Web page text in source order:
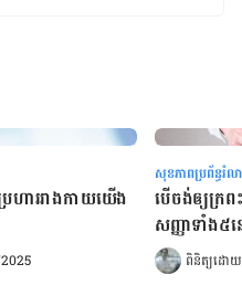
ហាររាងកាយយើង
សុខភាពប្រព័ន្ធរំ
បើចង់ឲ្យក្រ
សញ្ញាទាំង៥ន
ពិនិត្យដោ